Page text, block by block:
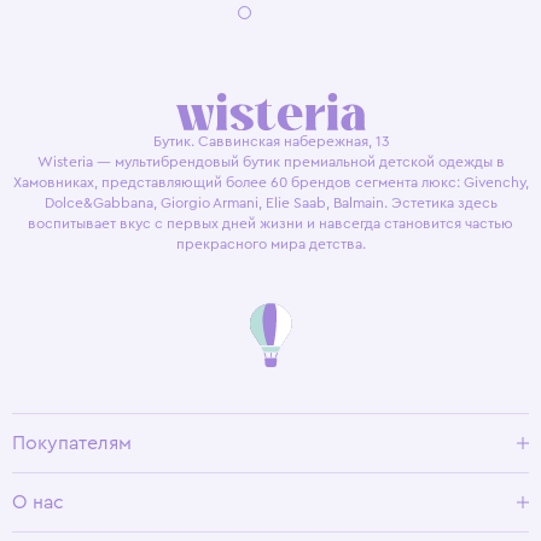
Бутик. Саввинская набережная, 13
Wisteria — мультибрендовый бутик премиальной детской одежды в
Хамовниках, представляющий более 60 брендов сегмента люкс: Givenchy,
Dolce&Gabbana, Giorgio Armani, Elie Saab, Balmain. Эстетика здесь
воспитывает вкус с первых дней жизни и навсегда становится частью
прекрасного мира детства.
Покупателям
Условия возврата
О нас